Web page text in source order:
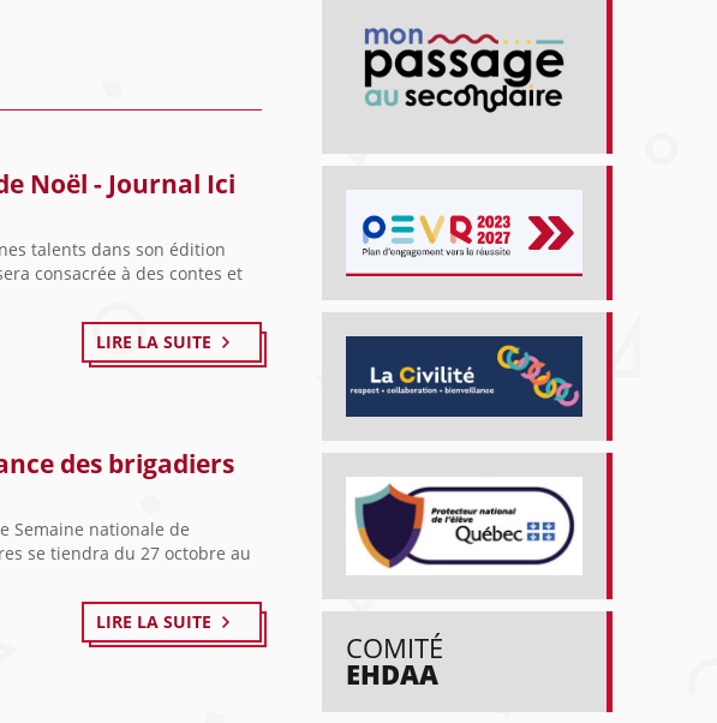
COMITÉ
EHDAA
Noël - Journal Ici
talents dans son édition
consacrée à des contes et
LIRE LA SUITE
des brigadiers
Semaine nationale de
se tiendra du 27 octobre au
LIRE LA SUITE